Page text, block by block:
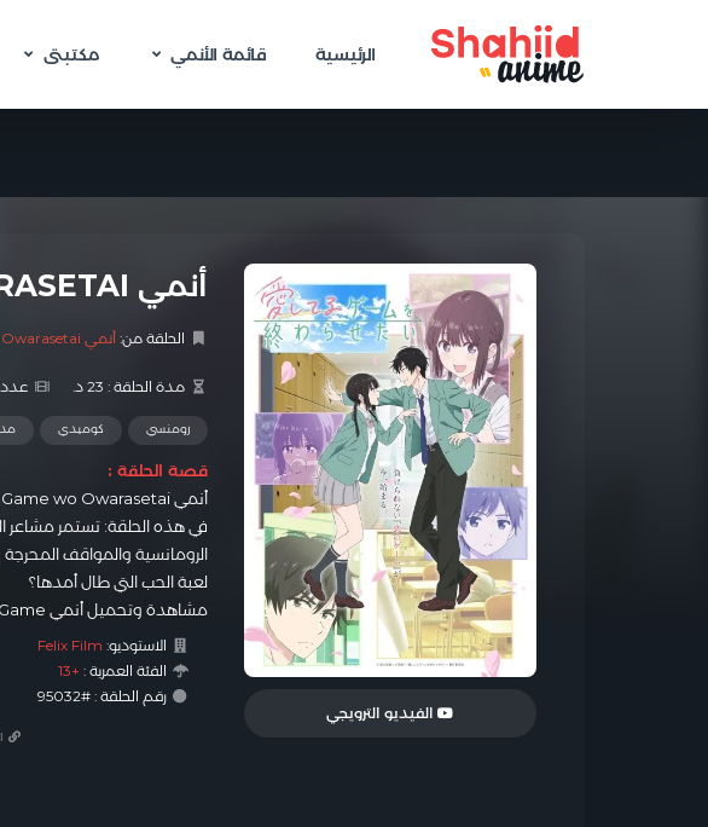
الرئيسية قائمة الأنمي مكتبتى
الفيديو الترويجي
أنمي AISHITERU GAME WO OWARASETAI الحلقة 8 مترجمة
الحلقة من: أنمي Aishiteru Game wo Owarasetai مترجم
مدة الحلقة : 23 د. عدد
رومنسي كوميدي
قصة الحلقة :
أنميwo Owarasetai
في هذه الحلقة: تستمر مشاعر
الرومانسية والمواقف المحرجة
لعبة الحب التي طال أمدها؟
مشاهدة وتحميل أنمي I Want to End this Love Game الحلقة 8 مترجمة كاملة بجودة عالية أون لاين على شاهد أنمي.
الاستوديو: Felix Film
الفئة العمرية : +13
رقم الحلقة : #95032